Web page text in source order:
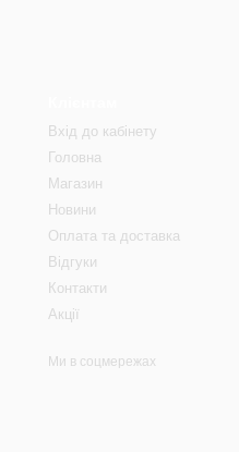
Вхід до кабінету
Головна
Магазин
Новини
Оплата та доставка
Відгуки
Контакти
Акції
Ми в соцмережах